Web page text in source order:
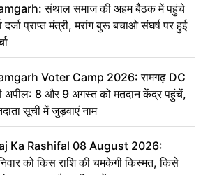
संथाल समाज की अहम बैठक में पहुंचे
दर्जा प्राप्त मंत्री, मरांग बुरू बचाओ संघर्ष पर हुई
Voter Camp 2026: रामगढ़ DC
अपील: 8 और 9 अगस्त को मतदान केंद्र पहुंचें,
सूची में जुड़वाएं नाम
Ka Rashifal 08 August 2026:
को किस राशि की चमकेगी किस्मत, किसे